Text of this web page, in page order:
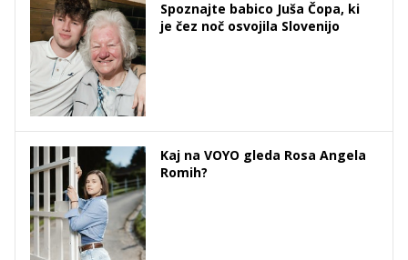
Spoznajte babico Juša Čopa, ki
je čez noč osvojila Slovenijo
Kaj na VOYO gleda Rosa Angela
Romih?